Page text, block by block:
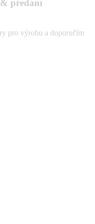
předání
pro výrobu a doporučím